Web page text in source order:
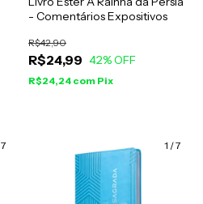
- Comentários Expositivos
R$24,99
R$42,90
42% OFF
R$24,24 com Pix
7 1 /7